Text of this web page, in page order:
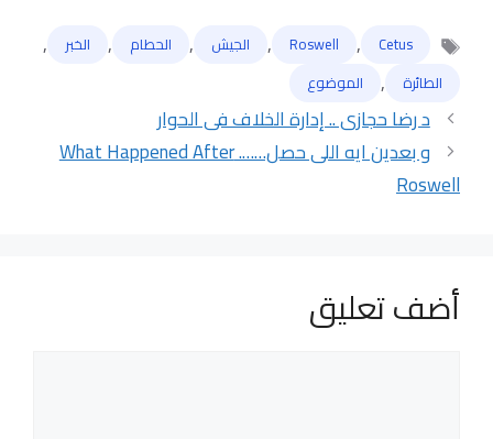
الوسوم
Cetus
,
Roswell
, الجيش , الحطام , الخبر ,
الطائرة , الموضوع
د رضا حجازى .. إدارة الخلاف فى الحوار
و بعدين ايه اللى حصل……. What Happened After
Roswell
أضف تعليق